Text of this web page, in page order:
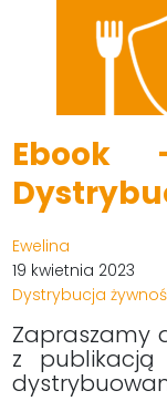
Ebook
Ewelina
19 kwietnia 2023
Dystrybucja
Zapraszamy
z